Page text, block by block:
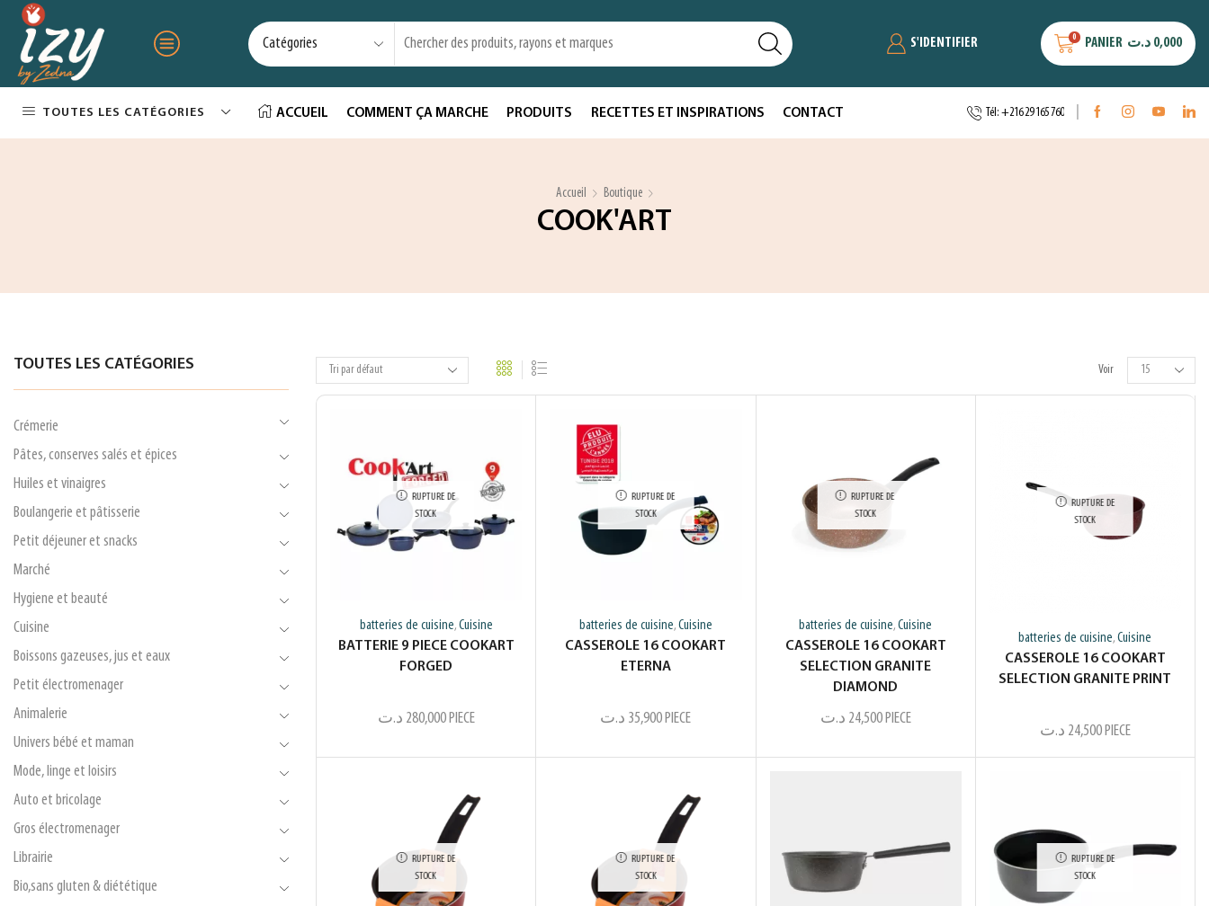
S'IDENTIFIER 0 PANIER 0,000 د.ت
TOUTES LES CATÉGORIES ACCUEIL COMMENT ÇA MARCHE PRODUITS RECETTES ET INSPIRATIONS CONTACT Tél: +216 29 165 760
Accueil Boutique
COOK'ART
Voir
RUPTURE DE
STOCK
batteries de cuisine, Cuisine
BATTERIE 9 PIECE COOKART
FORGED
280,000 د.ت PIECE
RUPTURE DE
STOCK
batteries de cuisine, Cuisine
CASSEROLE 16 COOKART
ETERNA
35,900 د.ت PIECE
RUPTURE DE
STOCK
batteries de cuisine,Cuisine
CASSEROLE 16 COOKART
SELECTION GRANITE
DIAMOND
24,500 د.ت PIECE
RUPTURE DE
STOCK
batteries de cuisine,Cuisine
CASSEROLE 16 COOKART
SELECTION GRANITE PRINT
24,500 د.ت PIECE
RUPTURE DE
STOCK
RUPTURE DE
STOCK
RUPTURE DE
STOCK
TOUTES LES CATÉGORIES
Crémerie
Pâtes, conserves salés et épices
Huiles et vinaigres
Boulangerie et pâtisserie
Petit déjeuner et snacks
Marché
Hygiene et beauté
Cuisine
Boissons gazeuses, jus et eaux
Petit électromenager
Animalerie
Univers bébé et maman
Mode, linge et loisirs
Auto et bricolage
Gros électromenager
Librairie
Bio,sans gluten & diététique